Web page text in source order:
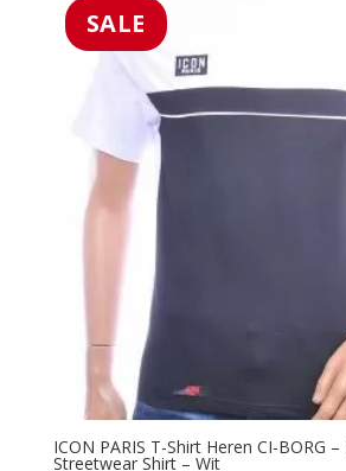
€39.99.€25.99.
SALE
ICON PARIS T-Shirt Heren CI-BORG
Streetwear Shirt – Wit